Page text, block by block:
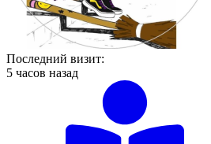
Последний визит:
5 часов назад